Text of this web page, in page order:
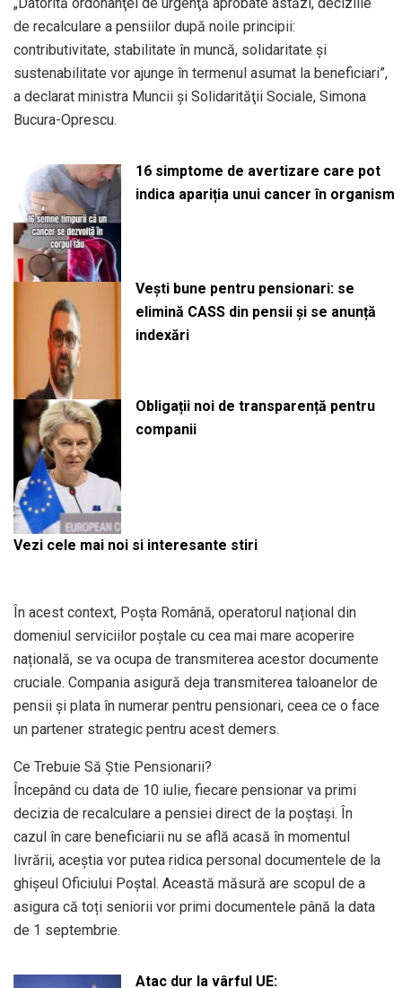
„Datorită ordonanţei de urgenţă aprobate astăzi, deciziile
de recalculare a pensiilor după noile principii:
contributivitate, stabilitate în muncă, solidaritate şi
sustenabilitate vor ajunge în termenul asumat la beneficiari”,
a declarat ministra Muncii şi Solidarităţii Sociale, Simona
Bucura-Oprescu.
16 simptome de avertizare care pot
indica apariția unui cancer în organism
Vești bune pentru pensionari: se
elimină CASS din pensii și se anunță
indexări
Obligații noi de transparență pentru
companii
Vezi cele mai noi si interesante stiri
În acest context, Poșta Română, operatorul național din
domeniul serviciilor poștale cu cea mai mare acoperire
națională, se va ocupa de transmiterea acestor documente
cruciale. Compania asigură deja transmiterea taloanelor de
pensii și plata în numerar pentru pensionari, ceea ce o face
un partener strategic pentru acest demers.
Ce Trebuie Să Știe Pensionarii?
Începând cu data de 10 iulie, fiecare pensionar va primi
decizia de recalculare a pensiei direct de la poștași. În
cazul în care beneficiarii nu se află acasă în momentul
livrării, aceștia vor putea ridica personal documentele de la
ghișeul Oficiului Poștal. Această măsură are scopul de a
asigura că toți seniorii vor primi documentele până la data
de 1 septembrie.
Atac dur la vârful UE: